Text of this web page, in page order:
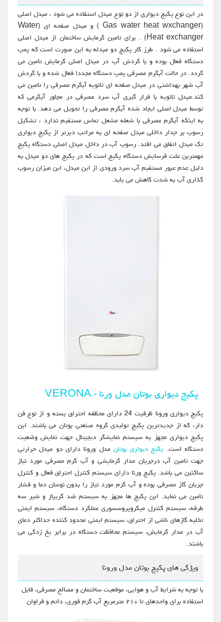
در این نوع پکیج دیواری از دو نوع مبدل استفاده می شود ، مبدل اصلی
(Gas water heat wxchanger ) و مبدل صفحه ای (Water
Heat exchanger) . برای تامین گرمایش ساختمان از مبدل اصلی
استفاده می شود . طرز کار پکیج دو مبدله به این صورت است که پمپ
دستگاه فعال بوده و با گردش آب در مبدل اصلی گرمایش تامین می
گردد. در حالت آبگرم مصرفی پمپ دستگاه مجددا فعال شده و با گردش
آب شهر بهداشتی در مبدل صفحه ای ثانویه آبگرم مصرفی را تامین می
کند.مبدل ثانویه با قرار گیری آب سرد مصرفی در مجاور آبگرمی که
توسط مبدل اصلی ایجاد شده آبگرم مصرفی را تحویل می دهد. با توجه
به اینکه آبگرم مصرفی با شعله مشعل تماس مستقیم ندارد ، تشکیل
رسوب بر جدار داخلی مبدل صفحه ای به مراتب دیرتر از پکیج دیواری
تک مبدل اتفاق می افتد. رسوب آب در داخل مبدل اصلی دستگاه پکیج
مهمترین علت فرسایش دستگاه پکیج است که در پکیج های دو مبدل به
دلیل عدم عبور مستقیم آب سرد ورودی از این مبدل، این میزان رسوب
گذاری آب به شدت کاهش می یابد.
پکیج دیواری بوتان مدل ورنا - VERONA
پکیج دیواری ورونا ظرفیت 24 دارای محظفه احتراق بسته و از نوع فن
دار، که از جدیدترین پکیج تولیدی گروه صنعتی بوتان می باشند. این
پکیج دیواری مجهز به سیستم نمایشگر دیجیتال جهت نمایش وضعیت
دستگاه است. پکیج دیواری بوتانمدل ورونا دارای دو مبدل حرارتی
جهت تامین آب درجریان مدار گرمایشی و آب گرم مصرفی مورد نیاز
ساکنین می باشد. پکیج ورنا دارای سیستم کنترل احتراق فعال و کنترل
جریان گاز مصرفی بوده و آب گرم مورد نیاز را بدون نوسان دما و فشار
تأمین می نماید. این پکیج ها مجهز به سیستم ضد گریپاژ و شیر سه
طرفه، سیستم کنترل میکروپروسسوری عملکرد دستگاه، سیستم ایمنی
تخلیه گازهای ناشی از احتراق، سیستم ایمنی محدود کننده حداکثر دمای
آب در مدار گرمایش، سیستم محافظت دستگاه در برابر یخ زدگی می
باشند.
ویژگی های پکیج بوتان مدل ورونا
با توجه به شرایط آب و هوایی، موقعیت ساختمان و مصالح مصرفی، قابل
استفاده برای واحدهای تا ۲۱۰ مترمربع آب گرم فوری، دائم و فراوان